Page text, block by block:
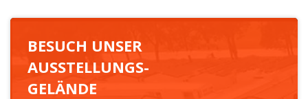
BESUCH UNSER
AUSSTELLUNGS-
GELÄNDE